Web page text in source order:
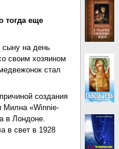
тогда еще
сыну на день
своим хозяином
стал
создания
Милна «Winnie-
в Лондоне.
в свет в 1928